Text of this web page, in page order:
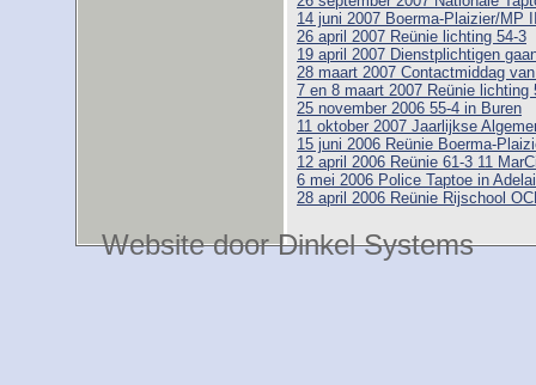
14 juni 2007 Boerma-Plaizier/MP
26 april 2007 Reünie lichting 54-3
19 april 2007 Dienstplichtigen
28 maart 2007 Contactmiddag
7 en 8 maart 2007 Reünie lichting
25 november 2006 55-4 in Buren
11 oktober 2007 Jaarlijkse
15 juni 2006 Reünie Boerma-
12 april 2006 Reünie 61-3 11
6 mei 2006 Police Taptoe in
28 april 2006 Reünie Rijschool
Website door Dinkel Systems